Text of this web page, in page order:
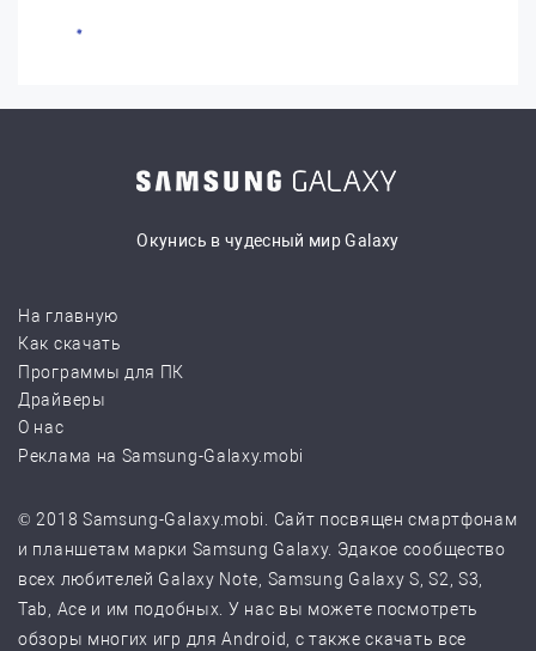
Окунись в чудесный мир Galaxy
На главную
Как скачать
Программы для ПК
Драйверы
О нас
Реклама на Samsung-Galaxy.mobi
© 2018 Samsung-Galaxy.mobi. Сайт посвящен смартфонам
и планшетам марки Samsung Galaxy. Эдакое сообщество
всех любителей Galaxy Note, Samsung Galaxy S, S2, S3,
Tab, Ace и им подобных. У нас вы можете посмотреть
обзоры многих игр для Android, с также скачать все